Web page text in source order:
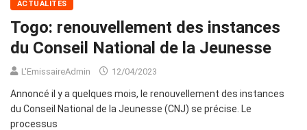
ACTUALITÉS
Togo: renouvellement des instances
du Conseil National de la Jeunesse
L'EmissaireAdmin 12/04/2023
Annoncé il y a quelques mois, le renouvellement des instances
du Conseil National de la Jeunesse (CNJ) se précise. Le
processus